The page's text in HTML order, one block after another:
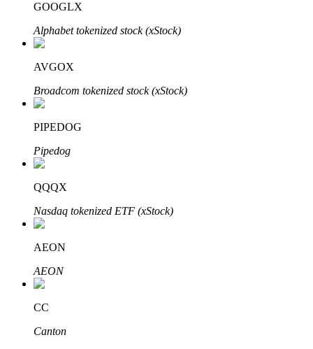
Afiliaci Bitrue
Aż do 65% prowizji!
GOOGLX
Alphabet tokenized stock (xStock)
AVGOX
Broadcom tokenized stock (xStock)
PIPEDOG
Pipedog
QQQX
Nasdaq tokenized ETF (xStock)
AEON
AEON
CC
Canton